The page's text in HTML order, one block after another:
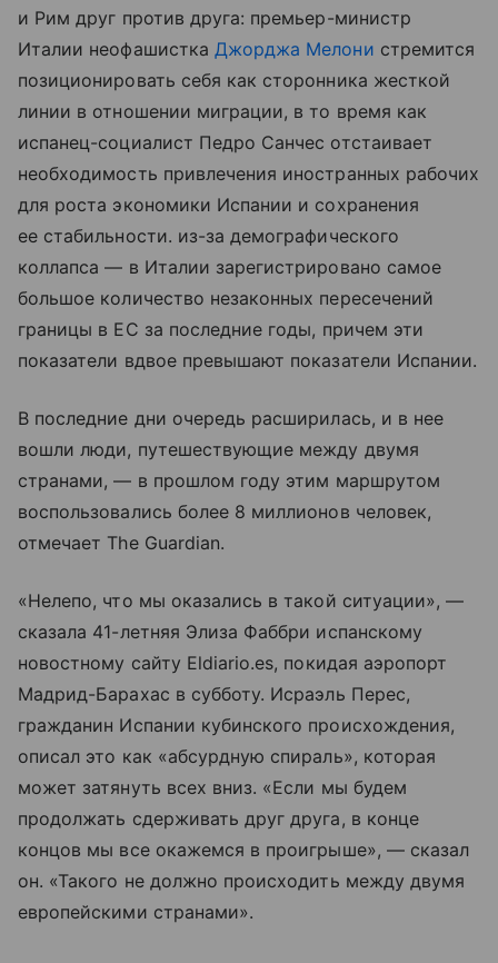
и Рим друг против друга: премьер-министр
Италии неофашистка Джорджа Мелони стремится
позиционировать себя как сторонника жесткой
линии в отношении миграции, в то время как
испанец-социалист Педро Санчес отстаивает
необходимость привлечения иностранных рабочих
для роста экономики Испании и сохранения
ее стабильности. из-за демографического
коллапса — в Италии зарегистрировано самое
большое количество незаконных пересечений
границы в ЕС за последние годы, причем эти
показатели вдвое превышают показатели Испании.
В последние дни очередь расширилась, и в нее
вошли люди, путешествующие между двумя
странами, — в прошлом году этим маршрутом
воспользовались более 8 миллионов человек,
отмечает The Guardian.
«Нелепо, что мы оказались в такой ситуации», —
сказала 41-летняя Элиза Фаббри испанскому
новостному сайту Eldiario.es, покидая аэропорт
Мадрид-Барахас в субботу. Исраэль Перес,
гражданин Испании кубинского происхождения,
описал это как «абсурдную спираль», которая
может затянуть всех вниз. «Если мы будем
продолжать сдерживать друг друга, в конце
концов мы все окажемся в проигрыше», — сказал
он. «Такого не должно происходить между двумя
европейскими странами».